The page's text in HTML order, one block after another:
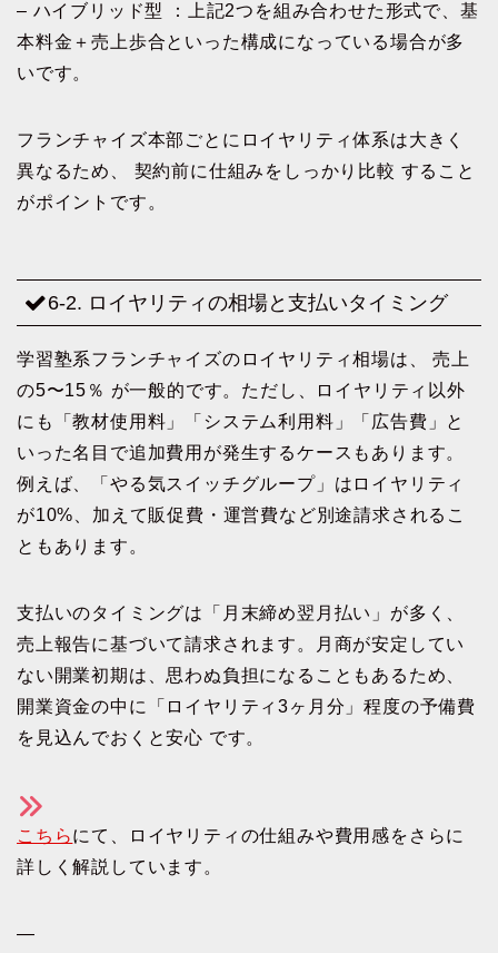
– ハイブリッド型 ：上記2つを組み合わせた形式で、基
本料金＋売上歩合といった構成になっている場合が多
いです。
フランチャイズ本部ごとにロイヤリティ体系は大きく
異なるため、 契約前に仕組みをしっかり比較 すること
がポイントです。
6-2. ロイヤリティの相場と支払いタイミング
学習塾系フランチャイズのロイヤリティ相場は、 売上
の5〜15％ が一般的です。ただし、ロイヤリティ以外
にも「教材使用料」「システム利用料」「広告費」と
いった名目で追加費用が発生するケースもあります。
例えば、「やる気スイッチグループ」はロイヤリティ
が10%、加えて販促費・運営費など別途請求されるこ
ともあります。
支払いのタイミングは「月末締め翌月払い」が多く、
売上報告に基づいて請求されます。月商が安定してい
ない開業初期は、思わぬ負担になることもあるため、
開業資金の中に「ロイヤリティ3ヶ月分」程度の予備費
を見込んでおくと安心 です。
こちらにて、ロイヤリティの仕組みや費用感をさらに
詳しく解説しています。
—